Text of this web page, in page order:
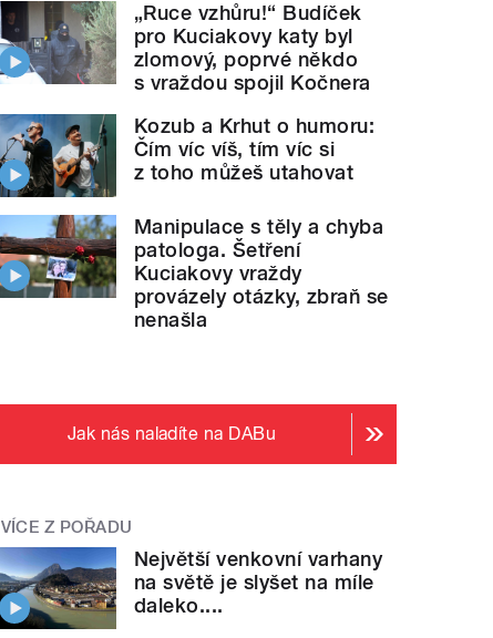
„Ruce vzhůru!“ Budíček
pro Kuciakovy katy byl
zlomový, poprvé někdo
s vraždou spojil Kočnera
Kozub a Krhut o humoru:
Čím víc víš, tím víc si
z toho můžeš utahovat
Manipulace s těly a chyba
patologa. Šetření
Kuciakovy vraždy
provázely otázky, zbraň se
nenašla
Jak nás naladíte na DABu
VÍCE Z POŘADU
Největší venkovní varhany
na světě je slyšet na míle
daleko....